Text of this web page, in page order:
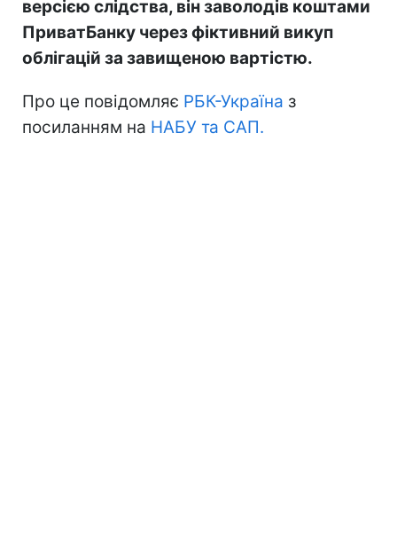
версією слідства, він заволодів коштами
ПриватБанку через фіктивний викуп
облігацій за завищеною вартістю.
Про це повідомляє РБК-Україна з
посиланням на НАБУ та САП.